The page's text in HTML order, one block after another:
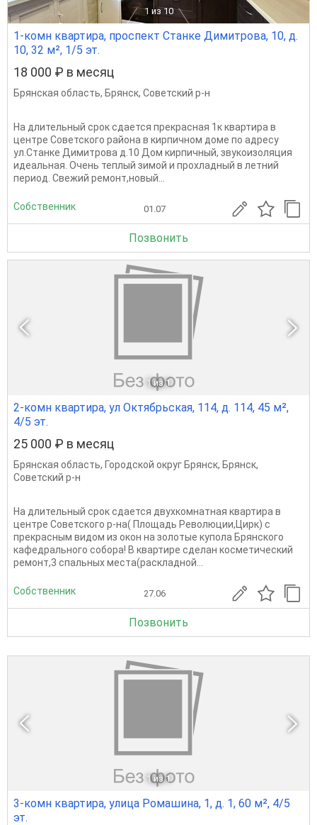
1 из 10
1-комн квартира, проспект Станке Димитрова, 10, д.
10, 32 м², 1/5 эт.
18 000 ₽ в месяц
Брянская область, Брянск, Советский р-н
На длительный срок сдается прекрасная 1к квартира в
центре Советского района в кирпичном доме по адресу
ул.Станке Димитрова д.10 Дом кирпичный, звукоизоляция
идеальная. Очень теплый зимой и прохладный в летний
период. Свежий ремонт,новый...
Собственник 01.07
Позвонить
1 из 1
2-комн квартира, ул Октябрьская, 114, д. 114, 45 м²,
4/5 эт.
25 000 ₽ в месяц
Брянская область, Городской округ Брянск, Брянск,
Советский р-н
На длительный срок сдается двухкомнатная квартира в
центре Советского р-на( Площадь Революции,Цирк) с
прекрасным видом из окон на золотые купола Брянского
кафедрального собора! В квартире сделан косметический
ремонт,3 спальных места(раскладной...
Собственник 27.06
Позвонить
1 из 1
3-комн квартира, улица Ромашина, 1, д. 1, 60 м², 4/5
эт.